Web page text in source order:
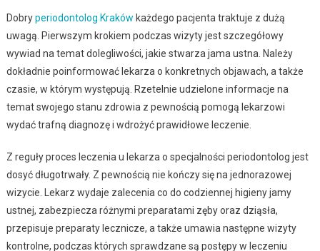
Dobryperiodontolog Kraków każdego pacjenta traktuje z dużą
uwagą. Pierwszym krokiem podczas wizyty jest szczegółowy
wywiad na temat dolegliwości, jakie stwarza jama ustna. Należy
dokładnie poinformować lekarza o konkretnych objawach, a także
czasie, w którym występują. Rzetelnie udzielone informacje na
temat swojego stanu zdrowia z pewnością pomogą lekarzowi
wydać trafną diagnozę i wdrożyć prawidłowe leczenie.
Z reguły proces leczenia u lekarza o specjalności periodontolog jest
dosyć długotrwały. Z pewnością nie kończy się na jednorazowej
wizycie. Lekarz wydaje zalecenia co do codziennej higieny jamy
ustnej, zabezpiecza różnymi preparatami zęby oraz dziąsła,
przepisuje preparaty lecznicze, a także umawia następne wizyty
kontrolne, podczas których sprawdzane są postępy w leczeniu